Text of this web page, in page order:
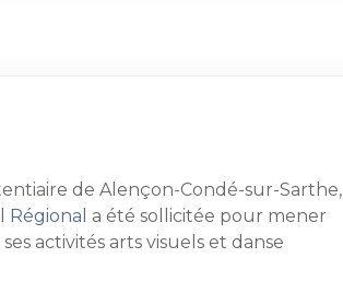
de Alençon-Condé-sur-Sarthe,
Régional a été sollicitée pour mener
activités arts visuels et danse